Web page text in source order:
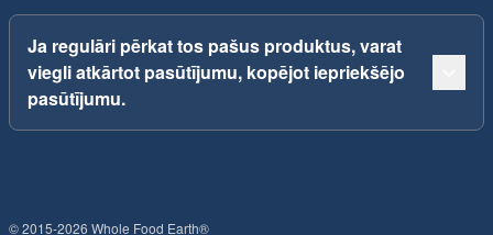
Ja regulāri pērkat tos pašus produktus, varat
viegli atkārtot pasūtījumu, kopējot iepriekšējo
pasūtījumu.
© 2015-2026 Whole Food Earth®